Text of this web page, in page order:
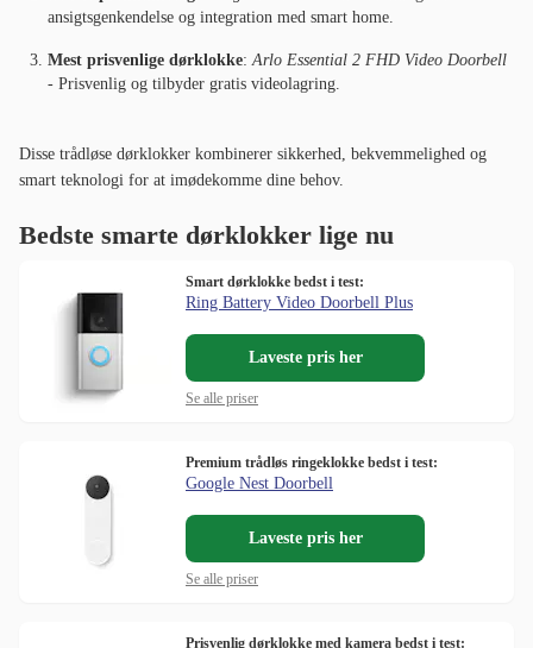
ansigtsgenkendelse og integration med smart home.
Mest prisvenlige dørklokke: Arlo Essential 2 FHD Video Doorbell
- Prisvenlig og tilbyder gratis videolagring.
Disse trådløse dørklokker kombinerer sikkerhed, bekvemmelighed og
smart teknologi for at imødekomme dine behov.
Bedste smarte dørklokker lige nu
Smart dørklokke bedst i test:
Ring Battery Video Doorbell Plus
Laveste pris her
Se alle priser
Premium trådløs ringeklokke bedst i test:
Google Nest Doorbell
Laveste pris her
Se alle priser
Prisvenlig dørklokke med kamera bedst i test: